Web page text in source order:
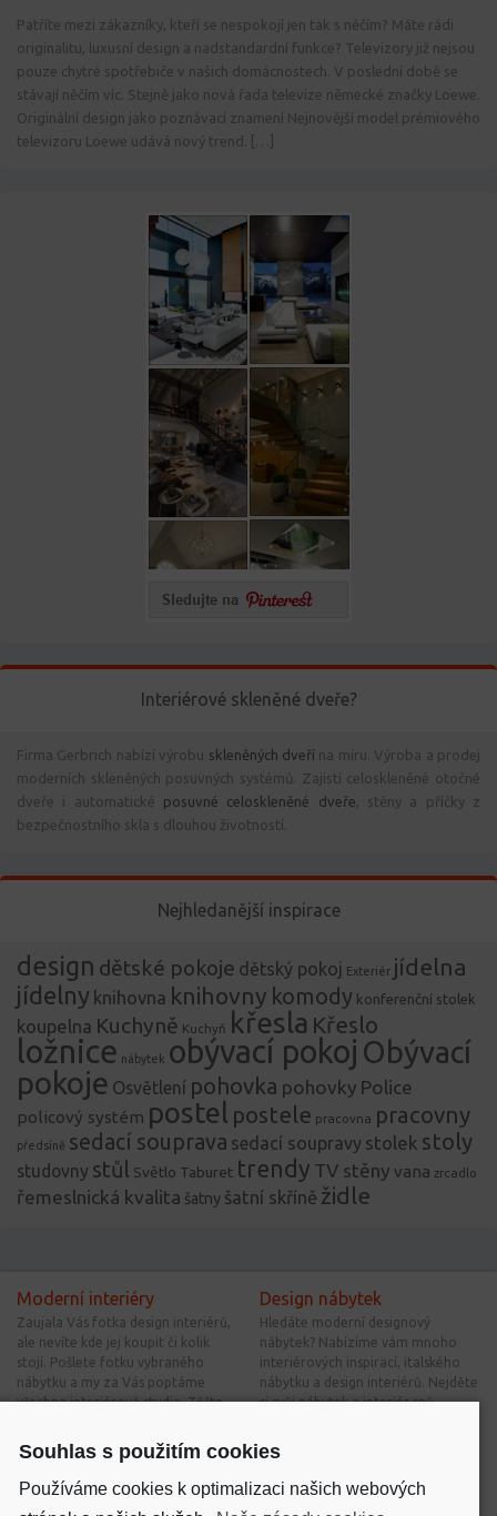
Patříte mezi zákazníky, kteří se nespokojí jen tak s něčím? Máte rádi
originalitu, luxusní design a nadstandardní funkce? Televizory již nejsou
pouze chytré spotřebiče v našich domácnostech. V poslední době se
stávají něčím víc. Stejně jako nová řada televize německé značky Loewe.
Originální design jako poznávací znamení Nejnovější model prémiového
televizoru Loewe udává nový trend. […]
Interiérové skleněné dveře?
Firma Gerbrich nabízí výrobu skleněných dveří na míru. Výroba a prodej
moderních skleněných posuvných systémů. Zajistí celoskleněné otočné
dveře i automatické posuvné celoskleněné dveře, stěny a příčky z
bezpečnostního skla s dlouhou životností.
Nejhledanější inspirace
design dětské pokoje dětský pokoj Exteriér jídelna
jídelny knihovna knihovny komody konferenční stolek
koupelna Kuchyně Kuchyň křesla Křeslo
ložnice nábytek obývací pokoj Obývací
pokoje Osvětlení pohovka pohovky Police
policový systém postel postele pracovna pracovny
předsíně sedací souprava sedací soupravy stolek stoly
studovny stůl Světlo Taburet trendy TV stěny vana zrcadlo
řemeslnická kvalita šatny šatní skříně židle
Moderní interiéry
Zaujala Vás fotka design interiérů,
ale nevíte kde jej koupit či kolik
stojí. Pošlete fotku vybraného
nábytku a my za Vás poptáme
všechna interiérová studia. Těšte
Design nábytek
Hledáte moderní designový
nábytek? Nabízíme vám mnoho
interiérových inspirací, italského
nábytku a design interiérů. Nejděte
si svůj nábytek a interiér snů.
Nové bytové inspirace Interiérové inspirace
Souhlas s použitím cookies
Používáme cookies k optimalizaci našich webových